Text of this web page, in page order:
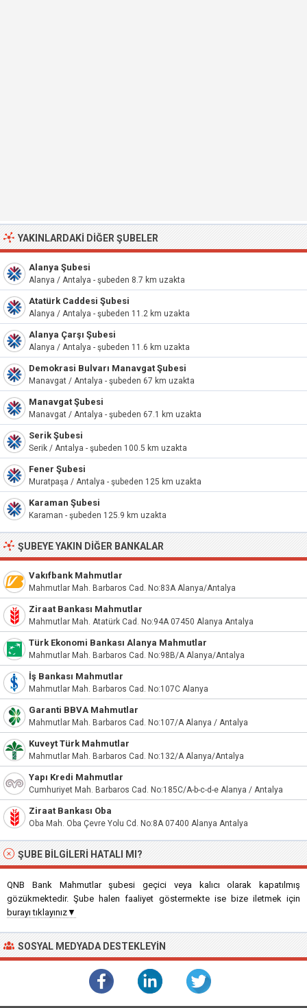
YAKINLARDAKI DIĞER ŞUBELER
Alanya Şubesi
Alanya / Antalya - şubeden 8.7 km uzakta
Atatürk Caddesi Şubesi
Alanya / Antalya - şubeden 11.2 km uzakta
Alanya Çarşı Şubesi
Alanya / Antalya - şubeden 11.6 km uzakta
Demokrasi Bulvarı Manavgat Şubesi
Manavgat / Antalya - şubeden 67 km uzakta
Manavgat Şubesi
Manavgat / Antalya - şubeden 67.1 km uzakta
Serik Şubesi
Serik / Antalya - şubeden 100.5 km uzakta
Fener Şubesi
Muratpaşa / Antalya - şubeden 125 km uzakta
Karaman Şubesi
Karaman - şubeden 125.9 km uzakta
ŞUBEYE YAKIN DIĞER BANKALAR
Vakıfbank Mahmutlar
Mahmutlar Mah. Barbaros Cad. No:83A Alanya/Antalya
Ziraat Bankası Mahmutlar
Mahmutlar Mah. Atatürk Cad. No:94A 07450 Alanya Antalya
Türk Ekonomi Bankası Alanya Mahmutlar
Mahmutlar Mah. Barbaros Cad. No:98B/A Alanya/Antalya
İş Bankası Mahmutlar
Mahmutlar Mah. Barbaros Cad. No:107C Alanya
Garanti BBVA Mahmutlar
Mahmutlar Mah. Barbaros Cad. No:107/A Alanya / Antalya
Kuveyt Türk Mahmutlar
Mahmutlar Mah. Barbaros Cad. No:132/A Alanya/Antalya
Yapı Kredi Mahmutlar
Cumhuriyet Mah. Barbaros Cad. No:185C/A-b-c-d-e Alanya / Antalya
Ziraat Bankası Oba
Oba Mah. Oba Çevre Yolu Cd. No:8A 07400 Alanya Antalya
ŞUBE BILGILERI HATALI MI?
QNB Bank Mahmutlar şubesi geçici veya kalıcı olarak kapatılmış
gözükmektedir. Şube halen faaliyet göstermekte ise bize iletmek için
burayı tıklayınız▼
SOSYAL MEDYADA DESTEKLEYIN